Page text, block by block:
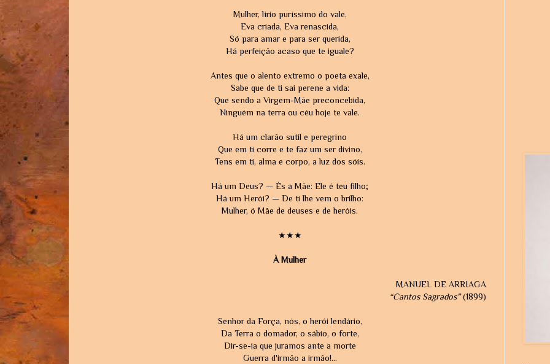
Mulher, lírio puríssimo do vale,
Eva criada, Eva renascida,
Só para amar e para ser querida,
Há perfeição acaso que te iguale?
Antes que o alento extremo o poeta exale,
Sabe que de ti sai perene a vida:
Que sendo a Virgem-Mãe preconcebida,
Ninguém na terra ou céu hoje te vale.
Há um clarão sutil e peregrino
Que em ti corre e te faz um ser divino,
Tens em ti, alma e corpo, a luz dos sóis.
Há um Deus? — És a Mãe: Ele é teu filho;
Há um Herói? — De ti lhe vem o brilho:
Mulher, ó Mãe de deuses e de heróis.
★★★
À Mulher
MANUEL DE ARRIAGA
“Cantos Sagrados”(1899)
Senhor da Força, nós, o herói lendário,
Da Terra o domador, o sábio, o forte,
Dir-se-ia que juramos ante a morte
Guerra d'irmão a irmão!...